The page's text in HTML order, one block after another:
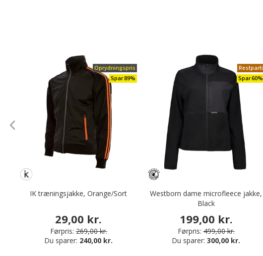
Oprydningspris
Spar 89%
IK træningsjakke, Orange/Sort
29,00 kr.
Førpris: 269,00 kr.
Du sparer: 240,00 kr.
Restparti
Spar 60%
Westborn dame microfleece jakke,
Black
199,00 kr.
Førpris: 499,00 kr.
Du sparer:300,00 kr.